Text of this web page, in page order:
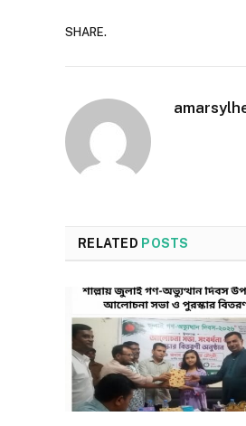
SHARE.
RELATED POSTS